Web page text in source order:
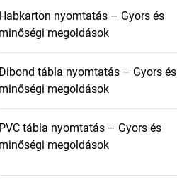
Habkarton nyomtatás – Gyors és
minőségi megoldások
Dibond tábla nyomtatás – Gyors és
minőségi megoldások
PVC tábla nyomtatás – Gyors és
minőségi megoldások